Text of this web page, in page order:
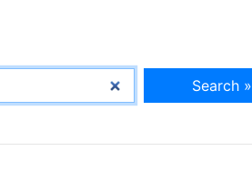
Search »